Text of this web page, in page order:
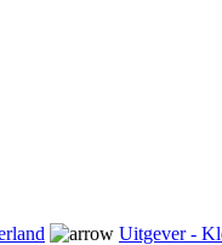
Uitgever -